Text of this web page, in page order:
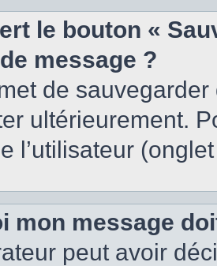
le bouton «
message ?
de
ultérieurement.
l’utilisateur
mon message
peut avoir